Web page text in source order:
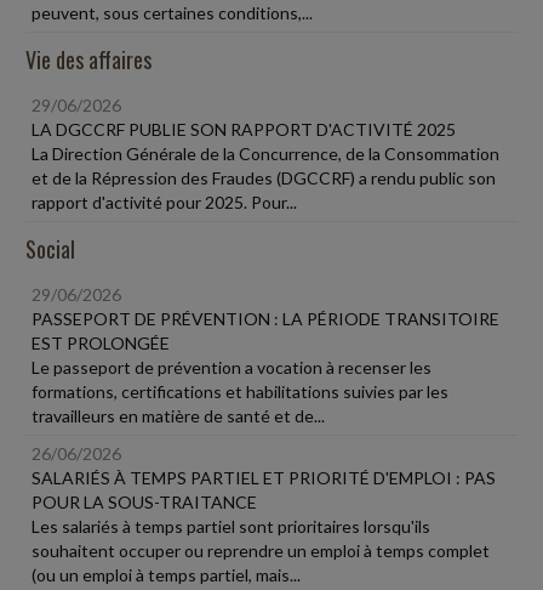
peuvent, sous certaines conditions,...
Vie des affaires
29/06/2026
LA DGCCRF PUBLIE SON RAPPORT D'ACTIVITÉ 2025
La Direction Générale de la Concurrence, de la Consommation
et de la Répression des Fraudes (DGCCRF) a rendu public son
rapport d'activité pour 2025. Pour...
Social
29/06/2026
PASSEPORT DE PRÉVENTION : LA PÉRIODE TRANSITOIRE
EST PROLONGÉE
Le passeport de prévention a vocation à recenser les
formations, certifications et habilitations suivies par les
travailleurs en matière de santé et de...
26/06/2026
SALARIÉS À TEMPS PARTIEL ET PRIORITÉ D'EMPLOI : PAS
POUR LA SOUS-TRAITANCE
Les salariés à temps partiel sont prioritaires lorsqu'ils
souhaitent occuper ou reprendre un emploi à temps complet
(ou un emploi à temps partiel, mais...